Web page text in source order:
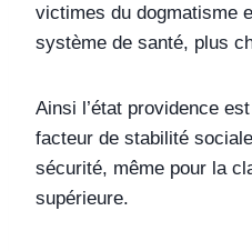
victimes du dogmatisme
système de santé, plus
Ainsi l’état providence
facteur de stabilité
sécurité, même pour la
supérieure.